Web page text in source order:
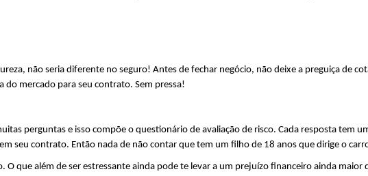
não seria diferente no seguro! Antes de fechar negócio, não deixe a preguiça de
mercado para seu contrato. Sem pressa!
perguntas e isso compõe o questionário de avaliação de risco. Cada resposta tem
seu contrato. Então nada de não contar que tem um filho de 18 anos que dirige o
O que além de ser estressante ainda pode te levar a um prejuízo financeiro ainda maior